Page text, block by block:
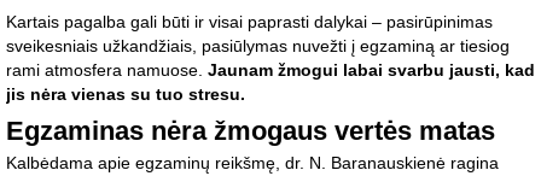
Kartais pagalba gali būti ir visai paprasti dalykai – pasirūpinimas
sveikesniais užkandžiais, pasiūlymas nuvežti į egzaminą ar tiesiog
rami atmosfera namuose. Jaunam žmogui labai svarbu jausti, kad
jis nėra vienas su tuo stresu.
Egzaminas nėra žmogaus vertės matas
Kalbėdama apie egzaminų reikšmę, dr. N. Baranauskienė ragina